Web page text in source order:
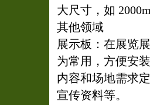
大尺寸，如
其他领域
展示板：在展览
为常用，方便安
内容和场地需求
宣传资料等。